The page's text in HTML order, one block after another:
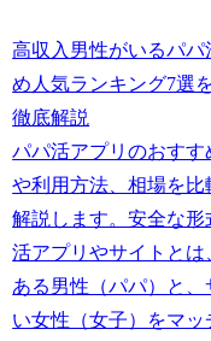
高収入男性がいるパ
め人気ランキング7選
徹底解説
パパ活アプリのおすす
や利用方法、相場を
解説します。安全な
活アプリやサイトと
ある男性（パパ）と、
い女性（女子）をマ